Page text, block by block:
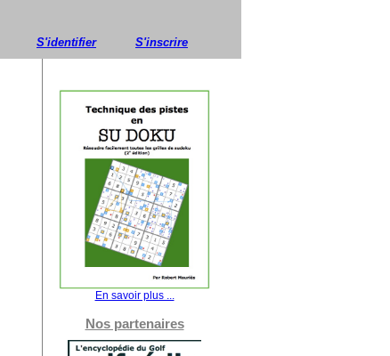
S'identifier S'inscrire
En savoir plus ...
Nos partenaires